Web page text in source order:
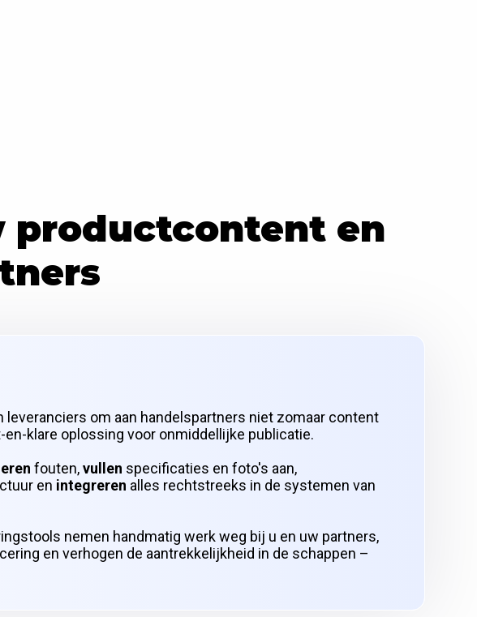
productcontent en
leveranciers om aan handelspartners niet zomaar content
en-klare oplossing voor onmiddellijke publicatie.
fouten,vullen specificaties en foto's aan,
en integreren alles rechtstreeks in de systemen van
nemen handmatig werk weg bij u en uw partners,
en verhogen de aantrekkelijkheid in de schappen –